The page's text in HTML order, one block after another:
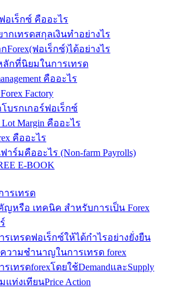
อเร็กซ์ คืออะไร
ากเทรดสกุลเงินทำอย่างไร
Forex(ฟอเร็กซ์)ได้อย่างไร
ลักที่นิยมในการเทรด
คืออะไร
Factory
โบรกเกอร์ฟอเร็กซ์
Lot Margin คืออะไร
คืออะไร
ร์มคืออะไร (Non-farm Payrolls)
E-BOOK
ารเทรด
ญหรือ เทคนิค สำหรับการเป็น Forex
รเทรดฟอเร็กซ์ให้ได้กำไรอย่างยั่งยืน
วามชำนาญในการเทรด forex
เทรดforexโดยใช้DemandและSupply
ท่งเทียนPrice Action